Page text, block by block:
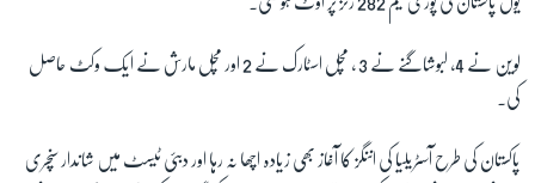
لوین نے 4، لبوشاگنے نے 3 ، مچل اسٹارک نے 2 اور مچل مارش نے ایک وکٹ حاصل
کی۔
پاکستان کی طرح آسٹریلیا کی اننگز کا آغاز بھی زیادہ اچھا نہ رہا اور دبئی ٹیسٹ میں شاندار سنچری